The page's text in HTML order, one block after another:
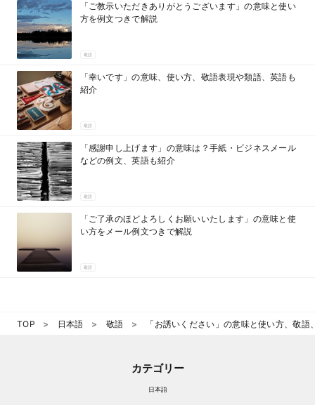
「ご教示いただきありがとうございます」の意味と使い
方を例文つきで解説
敬語
「幸いです」の意味、使い方、敬語表現や類語、英語も
紹介
敬語
「感謝申し上げます」の意味は？手紙・ビジネスメール
などの例文、英語も紹介
敬語
「ご了承のほどよろしくお願いいたします」の意味と使
い方をメール例文つきで解説
敬語
TOP 日本語 敬語 「お誘いください」の意味と使い方、敬
カテゴリー
日本語